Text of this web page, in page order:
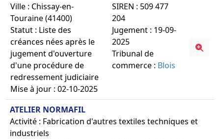
Ville : Chissay-en-
Touraine (41400)
Statut : Liste des
créances nées après le
jugement d'ouverture
d'une procédure de
redressement judiciaire
Mise à jour : 02-10-2025
SIREN : 509 477
204
Jugement : 19-09-
2025
Tribunal de
commerce : Blois
ATELIER NORMAFIL
Activité : Fabrication d'autres textiles techniques et
industriels